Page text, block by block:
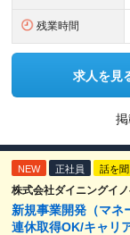
残業時間
求人を見
NEW 正社員 話を
株式会社ダイニングイ
新規事業開発（マネ
連休取得OK/キャリ